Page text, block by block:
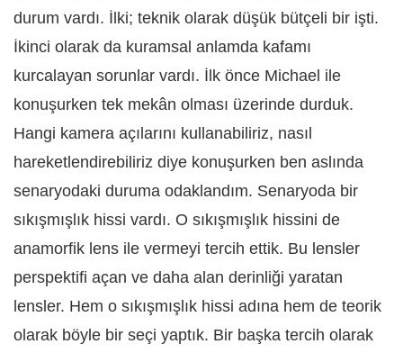
durum vardı. İlki; teknik olarak düşük bütçeli bir işti.
İkinci olarak da kuramsal anlamda kafamı
kurcalayan sorunlar vardı. İlk önce Michael ile
konuşurken tek mekân olması üzerinde durduk.
Hangi kamera açılarını kullanabiliriz, nasıl
hareketlendirebiliriz diye konuşurken ben aslında
senaryodaki duruma odaklandım. Senaryoda bir
sıkışmışlık hissi vardı. O sıkışmışlık hissini de
anamorfik lens ile vermeyi tercih ettik. Bu lensler
perspektifi açan ve daha alan derinliği yaratan
lensler. Hem o sıkışmışlık hissi adına hem de teorik
olarak böyle bir seçi yaptık. Bir başka tercih olarak